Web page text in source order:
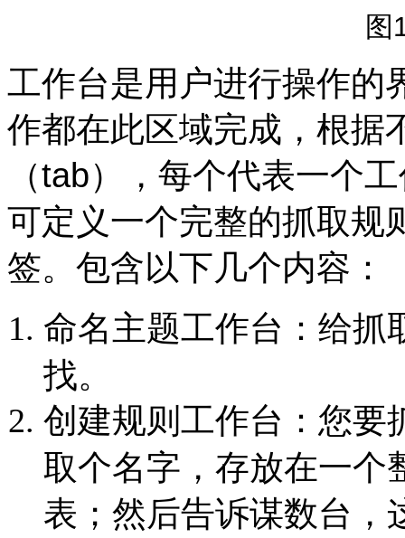
图
工作台是用户进行操作的
作都在此区域完成，根据
（tab），每个代表一个
可定义一个完整的抓取规
签。包含以下几个内容：
命名主题工作台：给抓
找。
创建规则工作台：您要
取个名字，存放在一个
表；然后告诉谋数台，